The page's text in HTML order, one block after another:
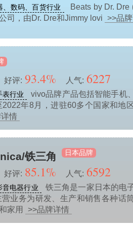
、数码、百货行业
Beats by Dr. Dre
司，由Dr. Dre和Jimmy lovi >>品
好评: 93.4% 人气: 6227
表行业
vivo品牌产品包括智能手机
年8月，进驻60多个国家和地
情
铁三角 日本品牌
好评: 85.1% 人气: 6592
音电器行业
铁三角是一家日本的电
业务为研发、生产和销售各种话
家用
>>品牌详情